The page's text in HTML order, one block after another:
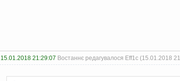
15.01.2018 21:29:07 Востаннє редагувалося Eff1c (15.01.2018